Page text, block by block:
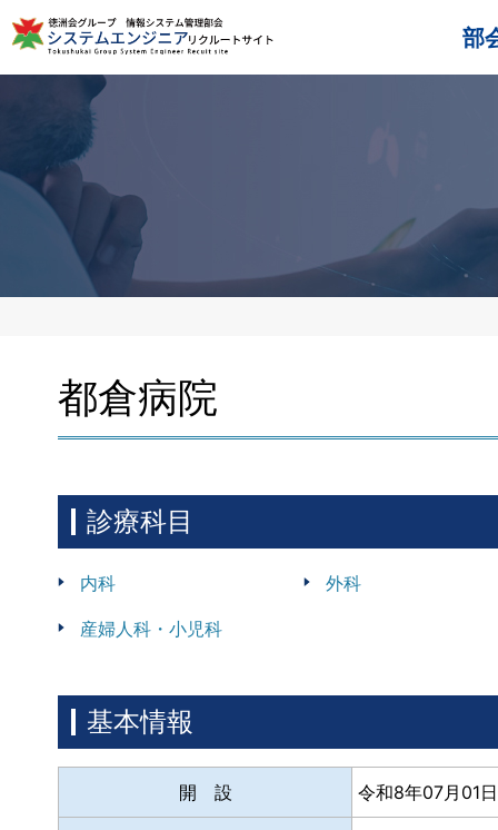
部
都倉病院
診療科目
内科 外科
産婦人科・小児科
基本情報
開 設 令和8年07月01日